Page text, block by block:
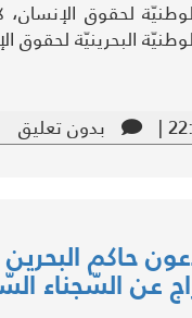
لحقوق
البحرينيّة لحقوق
بدون تعليق
حاكم البحرين
عن السّجناء